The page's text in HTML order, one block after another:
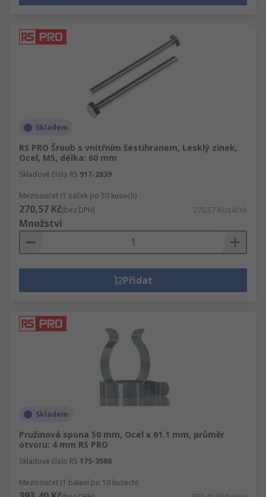
Skladem
RS PRO Šroub s vnitřním šestihranem, Lesklý zinek,
Ocel, M5, délka: 60 mm
Skladové číslo RS 917-2839
Mezisoučet (1 sáček po 50 kusech)
270,57 Kč(bez DPH) 270,57 Kč/sáček
Množství
Přidat
Skladem
Pružinová spona 50 mm, Ocel x 61.1 mm, průměr
otvoru: 4 mm RS PRO
Skladové číslo RS 175-3586
Mezisoučet (1 balení po 10 kusech)